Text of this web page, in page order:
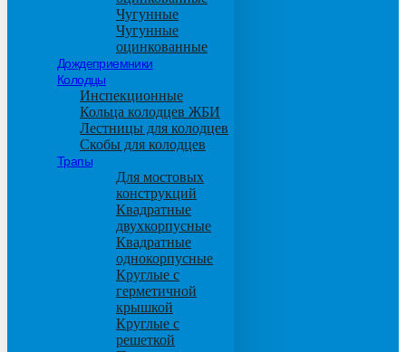
Чугунные
Чугунные
оцинкованные
Дождеприемники
Колодцы
Инспекционные
Кольца колодцев ЖБИ
Лестницы для колодцев
Скобы для колодцев
Трапы
Для мостовых
конструкций
Квадратные
двухкорпусные
Квадратные
однокорпусные
Круглые с
герметичной
крышкой
Круглые с
решеткой